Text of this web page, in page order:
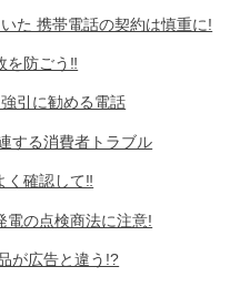
た 携帯電話の契約は慎重に!
を防ごう‼
引に勧める電話
する消費者トラブル
く確認して‼
電の点検商法に注意!
が広告と違う!?